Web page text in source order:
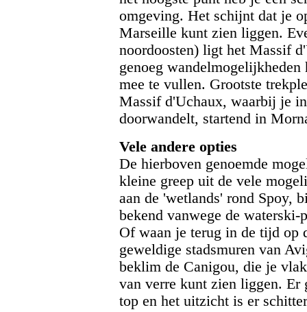
omgeving. Het schijnt dat je
Marseille kunt zien liggen.
noordoosten) ligt het Massif
genoeg
mee te vullen. Grootste
Massif d'Uchaux, waarbij je
doorwandelt, startend in
Vele andere opties
De hierboven genoemde
kleine greep uit de vele
aan de 'wetlands' rond Spoy,
bekend vanwege de
Of waan je terug in de tijd op
geweldige stadsmuren van
beklim de Canigou, die je
van verre kunt zien liggen. Er
top en het uitzicht is er